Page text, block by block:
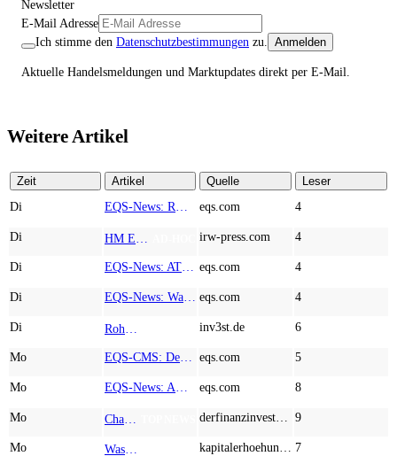
Newsletter
E-Mail Adresse
Ich stimme den Datenschutzbestimmungen zu. Anmelden
Aktuelle Handelsmeldungen und Marktupdates direkt per E-Mail.
Weitere Artikel
Zeit Artikel Quelle
Leser
Di
eqs.com 4
Di irw-press.com 4
Di eqs.com 4
Di eqs.com 4
Di inv3st.de 6
Mo eqs.com 5
Mo eqs.com 8
Mo 9
Mo 7